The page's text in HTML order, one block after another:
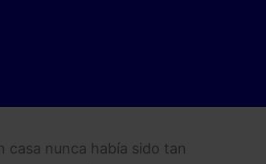
nunca había sido tan